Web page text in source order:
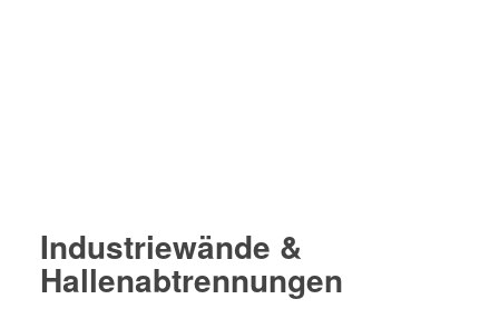
Industriewände &
Hallenabtrennungen